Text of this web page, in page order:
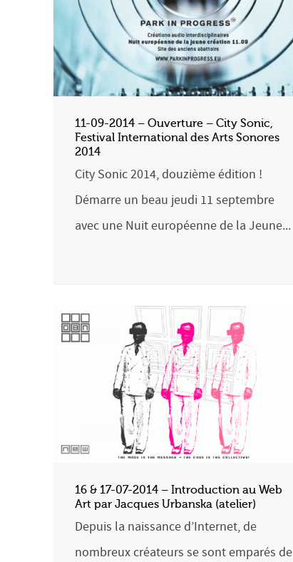
11-09-2014 – Ouverture – City Sonic,
Festival International des Arts Sonores
2014
City Sonic 2014, douzième édition !
Démarre un beau jeudi 11 septembre
avec une Nuit européenne de la Jeune...
16 & 17-07-2014 – Introduction au Web
Art par Jacques Urbanska (atelier)
Depuis la naissance d’Internet, de
nombreux créateurs se sont emparés de